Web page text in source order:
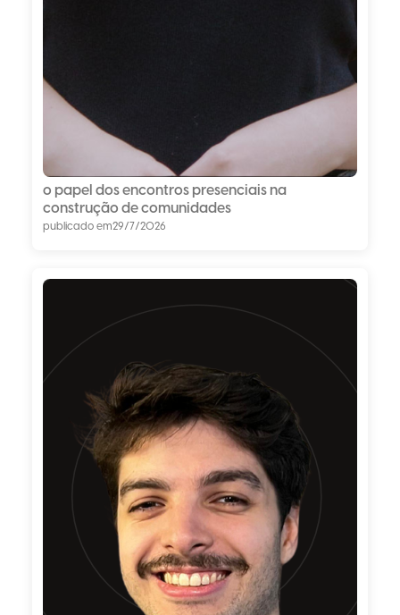
o papel dos encontros presenciais na
construção de comunidades
publicado em29/7/2026